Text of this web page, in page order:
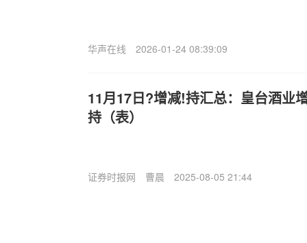
华声在线 2026-01-24 08:39:09
11月17日?增减!持汇总：皇台酒业
持（表）
证券时报网 曹晨 2025-08-05 21:44